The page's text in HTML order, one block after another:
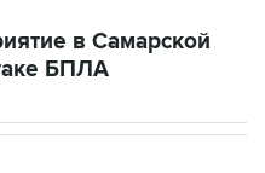
в Самарской
БПЛА